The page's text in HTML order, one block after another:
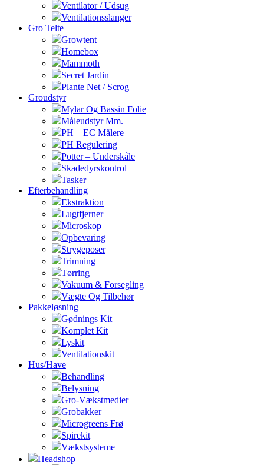
Ventilator / Udsug
Ventilationsslanger
Gro Telte
Growtent
Homebox
Mammoth
Secret Jardin
Plante Net / Scrog
Groudstyr
Mylar Og Bassin Folie
Måleudstyr Mm.
PH – EC Målere
PH Regulering
Potter – Underskåle
Skadedyrskontrol
Tasker
Efterbehandling
Ekstraktion
Lugtfjerner
Microskop
Opbevaring
Strygeposer
Trimning
Tørring
Vakuum & Forsegling
Vægte Og Tilbehør
Pakkeløsning
Gødnings Kit
Komplet Kit
Lyskit
Ventilationskit
Hus/Have
Behandling
Belysning
Gro-Vækstmedier
Grobakker
Microgreens Frø
Spirekit
Vækstsysteme
Headshop